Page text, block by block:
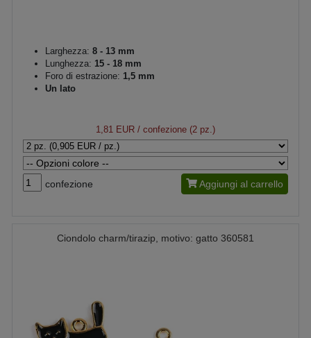
Larghezza: 8 - 13 mm
Lunghezza: 15 - 18 mm
Foro di estrazione: 1,5 mm
Un lato
1,81 EUR / confezione (2 pz.)
confezione Aggiungi al carrello
Ciondolo charm/tirazip, motivo: gatto 360581